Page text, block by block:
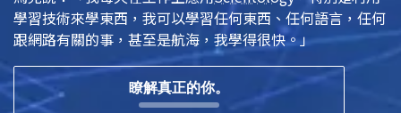
學習技術來學東西，我可以學習任何東西、任何語言，任何
跟網路有關的事，甚至是航海，我學得很快。」
瞭解真正的你。